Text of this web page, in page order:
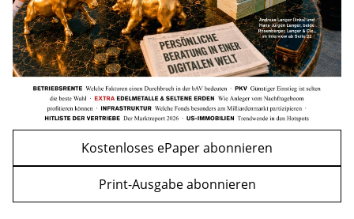
WEITERE ARTIKEL
zurückweiter
Kostenloses ePaper abonnieren
Print-Ausgabe abonnieren